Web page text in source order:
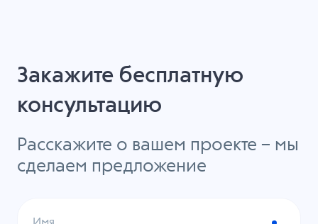
Закажите бесплатную
консультацию
Расскажите о вашем проекте – мы
сделаем предложение